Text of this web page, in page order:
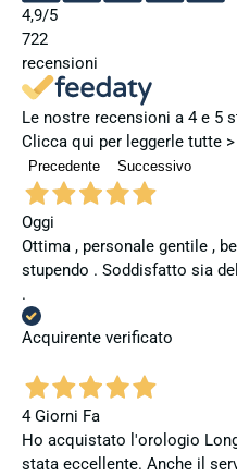
4,9/5
722
recensioni
Le nostre recensioni a 4 e 5
Clicca qui per leggerle tutte >
Precedente Successivo
Oggi
Ottima , personale gentile ,
stupendo . Soddisfatto sia
.
Acquirente verificato
4 Giorni Fa
Ho acquistato l'orologio
stata eccellente. Anche il